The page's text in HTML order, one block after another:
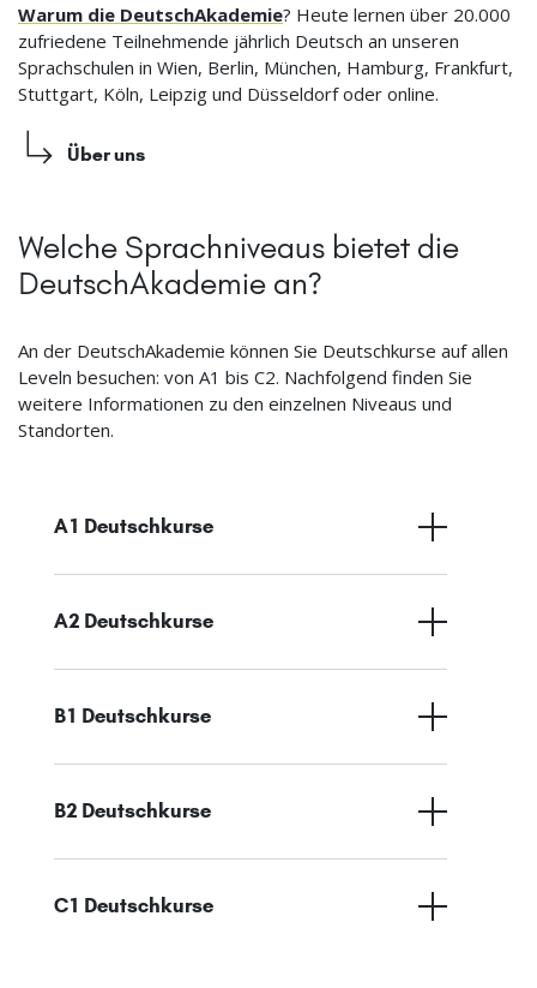
Warum die DeutschAkademie? Heute lernen über 20.000
zufriedene Teilnehmende jährlich Deutsch an unseren
Sprachschulen in Wien, Berlin, München, Hamburg, Frankfurt,
Stuttgart, Köln, Leipzig und Düsseldorf oder online.
Über uns
Welche Sprachniveaus bietet die
DeutschAkademie an?
An der DeutschAkademie können Sie Deutschkurse auf allen
Leveln besuchen: von A1 bis C2. Nachfolgend finden Sie
weitere Informationen zu den einzelnen Niveaus und
Standorten.
A1 Deutschkurse
A2 Deutschkurse
B1 Deutschkurse
B2 Deutschkurse
C1 Deutschkurse